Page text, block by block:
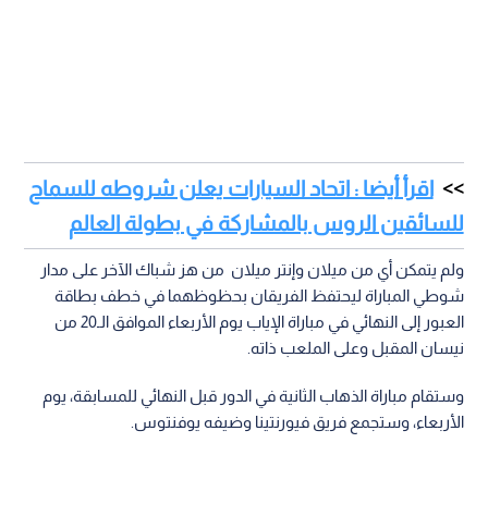
اقرأ أيضا : اتحاد السيارات يعلن شروطه للسماح
للسائقين الروس بالمشاركة في بطولة العالم
ولم يتمكن أي من ميلان وإنتر ميلان من هز شباك الآخر على مدار
شوطي المباراة ليحتفظ الفريقان بحظوظهما في خطف بطاقة
العبور إلى النهائي في مباراة الإياب يوم الأربعاء الموافق الـ20 من
نيسان المقبل وعلى الملعب ذاته.
وستقام مباراة الذهاب الثانية في الدور قبل النهائي للمسابقة، يوم
الأربعاء، وستجمع فريق فيورنتينا وضيفه يوفنتوس.